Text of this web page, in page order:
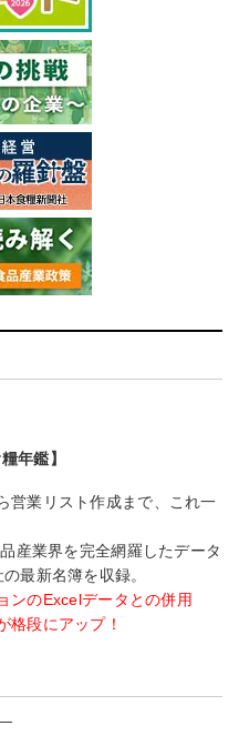
年鑑】
営業リスト作成まで、これ一
産業界を完全網羅したデータ
最新名簿を収録。
ンのExcelデータとの併用
格段にアップ！